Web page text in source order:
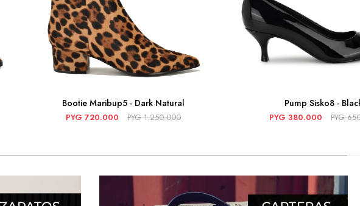
Bootie Maribup5 - Dark Natural
PYG 720.000 PYG 1.250.000
Pump Sisko8 -
PYG 380.000 PYG